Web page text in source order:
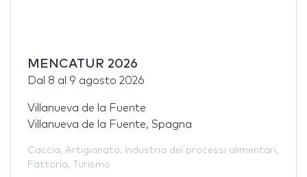
MENCATUR 2026
Dal 8 al 9 agosto 2026
Villanueva de la Fuente
Villanueva de la Fuente, Spagna
Caccia, Artigianato, Industria dei processi alimentari,
Fattoria, Turismo